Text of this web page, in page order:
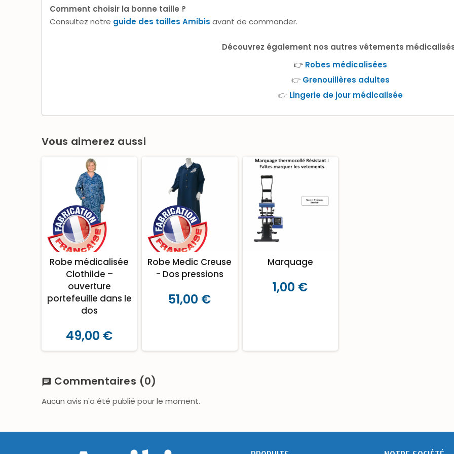
Comment choisir la bonne taille ?
Consultez notre guide des tailles Amibis avant de commander.
Découvrez également nos autres vêtements
👉 Robes médicalisées
👉 Grenouillères adultes
👉 Lingerie de jour médicalisée
Vous aimerez aussi
Robe médicalisée
Clothilde –
ouverture
portefeuille dans le
dos
49,00 €
Robe Medic Creuse
- Dos pressions
51,00 €
Marquage
1,00 €
chat Commentaires (0)
Aucun avis n'a été publié pour le moment.